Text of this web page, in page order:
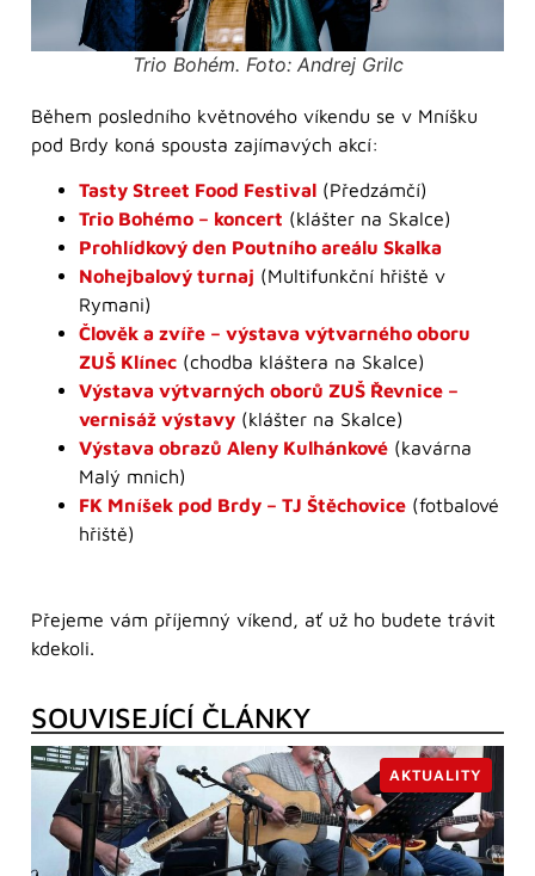
Trio Bohém. Foto: Andrej Grilc
Během posledního květnového víkendu se v Mníšku
pod Brdy koná spousta zajímavých akcí:
Tasty Street Food Festival (Předzámčí)
Trio Bohémo – koncert (klášter na Skalce)
Prohlídkový den Poutního areálu Skalka
Nohejbalový turnaj (Multifunkční hřiště v
Rymani)
Člověk a zvíře – výstava výtvarného oboru
ZUŠ Klínec (chodba kláštera na Skalce)
Výstava výtvarných oborů ZUŠ Řevnice –
vernisáž výstavy (klášter na Skalce)
Výstava obrazů Aleny Kulhánkové (kavárna
Malý mnich)
FK Mníšek pod Brdy – TJ Štěchovice (fotbalové
hřiště)
Přejeme vám příjemný víkend, ať už ho budete trávit
kdekoli.
SOUVISEJÍCÍ ČLÁNKY
AKTUALITY